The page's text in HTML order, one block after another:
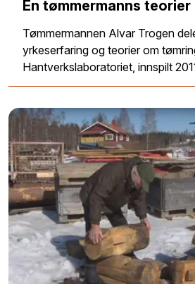
En tømmermanns
Tømmermannen Alvar Trogen
yrkeserfaring og teorier om
Hantverkslaboratoriet, innspilt